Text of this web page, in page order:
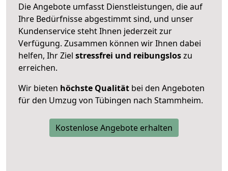
Die Angebote umfasst Dienstleistungen, die auf
Ihre Bedürfnisse abgestimmt sind, und unser
Kundenservice steht Ihnen jederzeit zur
Verfügung. Zusammen können wir Ihnen dabei
helfen, Ihr Ziel stressfrei und reibungsloszu
erreichen.
Wir bieten höchste Qualität bei den Angeboten
für den Umzug von Tübingen nach Stammheim.
Kostenlose Angebote erhalten